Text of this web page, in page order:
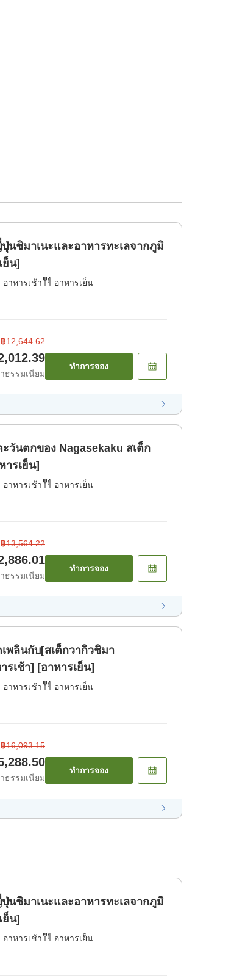
นชิมาเนะและอาหารทะเลจากภูมิ
ย็น]
อาหารเช้า อาหารเย็น
฿12,644.62
ธรรมเนียม
ทำการจอง
นตกของ Nagasekaku สเต็ก
ารเย็น]
อาหารเช้า อาหารเย็น
฿13,564.22
ธรรมเนียม
ทำการจอง
พลินกับ[สเต็กวากิวชิมา
รเช้า] [อาหารเย็น]
อาหารเช้า อาหารเย็น
฿16,093.15
ธรรมเนียม
ทำการจอง
นชิมาเนะและอาหารทะเลจากภูมิ
ย็น]
อาหารเช้า อาหารเย็น